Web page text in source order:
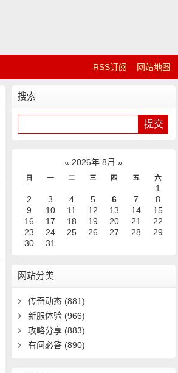
RSS订阅 网站地图
搜索
« 2026年 8月 »
日 一 二 三 四 五 六
1
2
3 4 5 6 7
8
9
10 11 12 13 14
15
16
17 18 19 20 21
22
23
24 25 26 27 28
29
30
31
网站分类
传奇动态 (881)
新服体验 (966)
攻略分享 (883)
有问必答 (890)